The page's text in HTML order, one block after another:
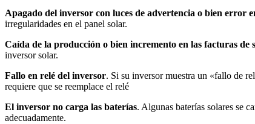
Apagado del inversor con luces de advertencia o bien error
irregularidades en el panel solar.
Caída de la producción o bien incremento en las facturas de
inversor solar.
Fallo en relé del inversor. Si su inversor muestra un «fallo de
requiere que se reemplace el relé
El inversor no carga las baterías. Algunas baterías solares se
adecuadamente.